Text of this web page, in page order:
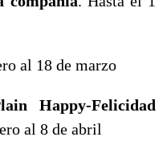
al 18 de marzo
Happy-Felicidad
al 8 de abril